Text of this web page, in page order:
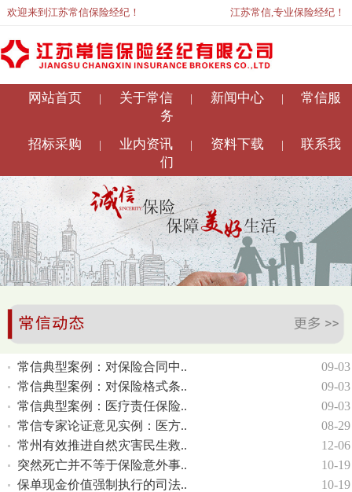
欢迎来到江苏常信保险经纪！ 江苏常信,专业保险经纪！
网站首页 关于常信 新闻中心
常信服
务
招标采购
| 业内资讯 | 资料下载 |
联系我
们
常信典型案例：对保险合同中..
09-03
常信典型案例：对保险格式条..
09-03
常信典型案例：医疗责任保险..
09-03
常信专家论证意见实例：医方..
08-29
常州有效推进自然灾害民生救..
12-06
突然死亡并不等于保险意外事..
10-19
保单现金价值强制执行的司法..
10-19